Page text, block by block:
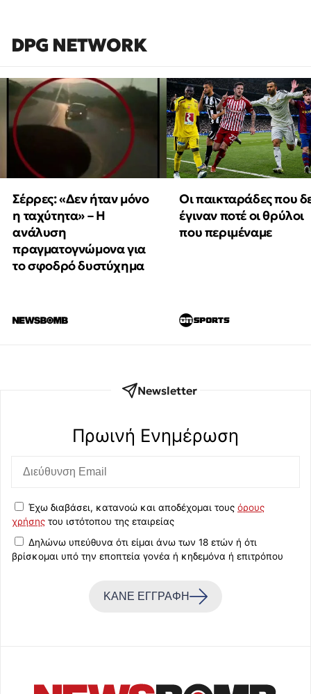
DPG NETWORK
Σέρρες: «Δεν ήταν μόνο
η ταχύτητα» – Η
ανάλυση
πραγματογνώμονα για
το σφοδρό δυστύχημα
Οι παικταράδες που
έγιναν ποτέ οι θρύλοι
που περιμέναμε
Newsletter
Πρωινή Eνημέρωση
Έχω διαβάσει, κατανοώ και αποδέχομαι τους όρους
χρήσης του ιστότοπου της εταιρείας
Δηλώνω υπεύθυνα ότι είμαι άνω των 18 ετών ή ότι
βρίσκομαι υπό την εποπτεία γονέα ή κηδεμόνα ή επιτρόπου
ΚΑΝΕ ΕΓΓΡΑΦΗ